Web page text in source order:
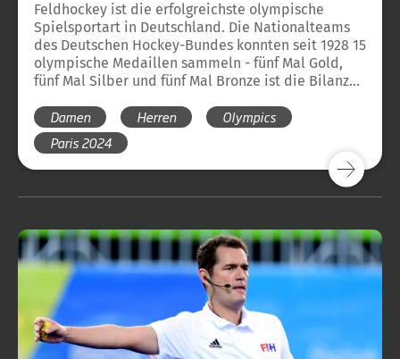
Feldhockey ist die erfolgreichste olympische
Spielsportart in Deutschland. Die Nationalteams
des Deutschen Hockey-Bundes konnten seit 1928 15
olympische Medaillen sammeln - fünf Mal Gold,
fünf Mal Silber und fünf Mal Bronze ist die Bilanz
über die bisherige Geschichte des Hockeysports
bei Olympischen Spielen und die Medaillen des
DHB bei Olympischen Spielen.
Damen Herren
Olympics
Paris 2024